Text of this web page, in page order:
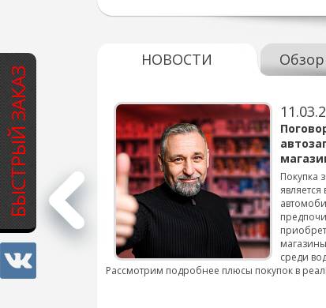
БЫСТРЫЙ ЗАКАЗ
НОВОСТИ
для
смены шин на
подробнее...
Покупка
среди
Рассмотрим подробнее плюсы покупок в